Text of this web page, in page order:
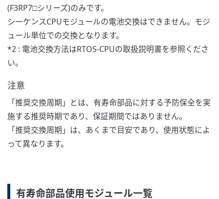
(F3RP7□シリーズ)のみです。
シーケンスCPUモジュールの電池交換はできません。モジ
ュール単位での交換となります。
*2 : 電池交換方法はRTOS-CPUの取扱説明書を参照くださ
い。
注意
「推奨交換周期」とは、有寿命部品に対する予防保全を実
施する推奨時期であり、保証期間ではありません。
「推奨交換周期」は、あくまで目安であり、使用状態によ
って異なります。
有寿命部品使用モジュール一覧